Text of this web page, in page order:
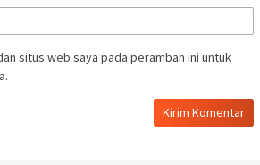
situs web saya pada peramban ini untuk